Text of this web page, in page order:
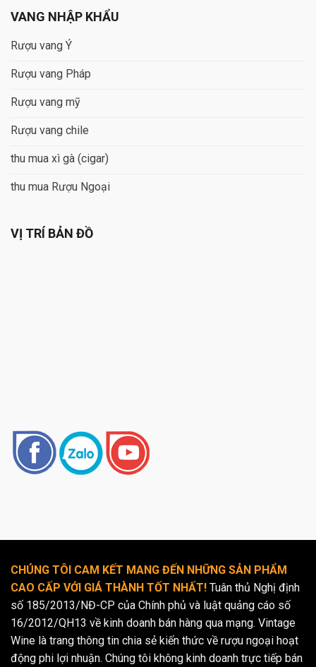
VANG NHẬP KHẨU
Rượu vang Ý
Rượu vang Pháp
Rượu vang mỹ
Rượu vang chile
thu mua xì gà (cigar)
thu mua Rượu Ngoại
VỊ TRÍ BẢN ĐỒ
CHÚNG TÔI CAM KẾT MANG ĐẾN NHỮNG SẢN PHẨM
CAO CẤP VỚI GIÁ THÀNH TỐT NHẤT! Tuân thủ Nghị định
số 185/2013/NĐ-CP của Chính phủ và luật quảng cáo số
16/2012/QH13 về kinh doanh bán hàng qua mạng. Vintage
Wine là trang thông tin chia sẻ kiến thức về rượu ngoại hoạt
động phi lợi nhuận. Chúng tôi không kinh doanh trực tiếp bán